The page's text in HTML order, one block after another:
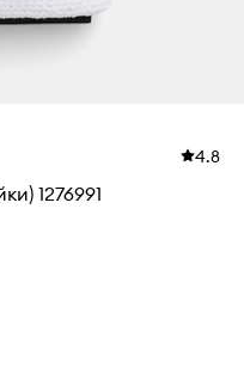
4.8
1276991